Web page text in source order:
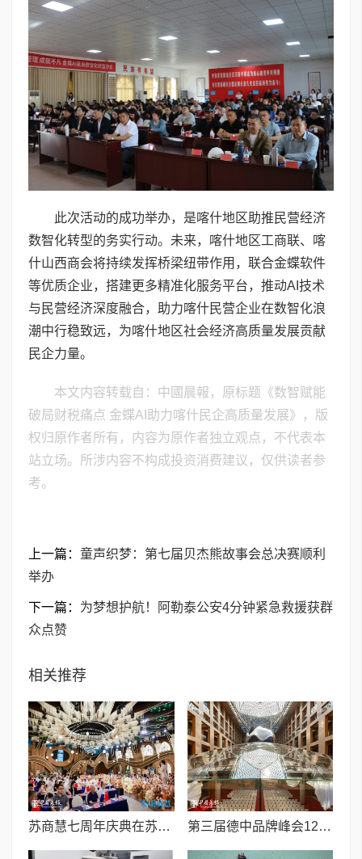
此次活动的成功举办，是喀什地区助推民营经济
数智化转型的务实行动。未来，喀什地区工商联、喀
什山西商会将持续发挥桥梁纽带作用，联合金蝶软件
等优质企业，搭建更多精准化服务平台，推动AI技术
与民营经济深度融合，助力喀什民营企业在数智化浪
潮中行稳致远，为喀什地区社会经济高质量发展贡献
民企力量。
本文内容转载自：中國晨報，原标题《数智赋能
破局财税痛点 金蝶AI助力喀什民企高质量发展》，版
权归原作者所有，内容为原作者独立观点，不代表本
站立场。所涉内容不构成投资消费建议，仅供读者参
考。
上一篇： 童声织梦：第七届贝杰熊故事会总决赛顺利
举办
下一篇： 为梦想护航！阿勒泰公安4分钟紧急救援获群
众点赞
相关推荐
苏商慧七周年庆典在苏州隆重举行 七大联创共启发展新篇章 第三届德中品牌峰会12月将在柏林举办，聚焦人工智能时代品牌全球化发展